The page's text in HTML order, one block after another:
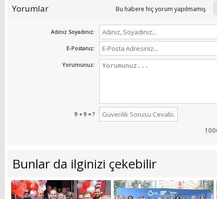
Yorumlar Bu habere hiç yorum yapılmamış
Adınız Soyadınız:
E-Postanız:
Yorumunuz:
9 + 9 = ?
Bunlar da ilginizi çekebilir